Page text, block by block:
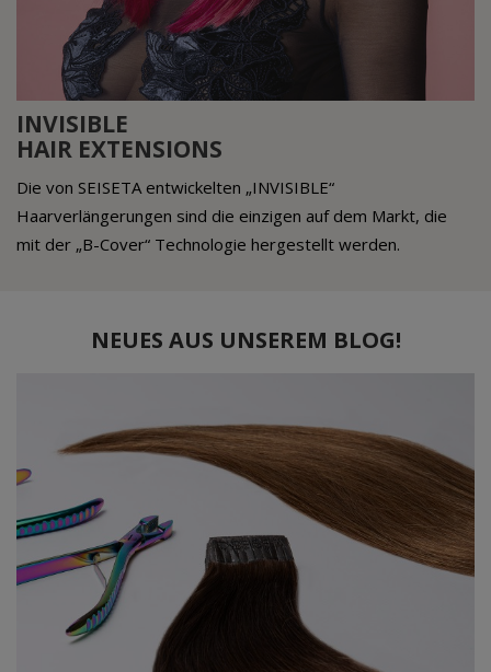
INVISIBLE
HAIR EXTENSIONS
Die von SEISETA entwickelten „INVISIBLE“
Haarverlängerungen sind die einzigen auf dem Markt, die
mit der „B-Cover“ Technologie hergestellt werden.
NEUES AUS UNSEREM BLOG!